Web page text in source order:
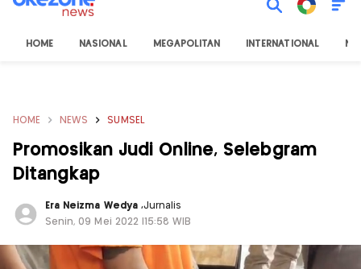
HOME NASIONAL MEGAPOLITAN INTERNATIONAL
HOME NEWS SUMSEL
Promosikan Judi Online, Selebgram
Ditangkap
Era Neizma Wedya ,Jurnalis
Senin, 09 Mei 2022 |15:58 WIB